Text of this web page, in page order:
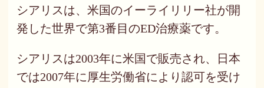
シアリスは、米国のイーライリリー社が開
発した世界で第3番目のED治療薬です。
シアリスは2003年に米国で販売され、日本
では2007年に厚生労働省により認可を受け